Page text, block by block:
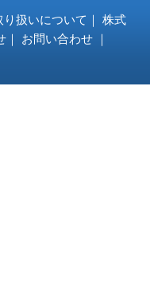
扱いについて ｜ 株式
｜ お問い合わせ ｜